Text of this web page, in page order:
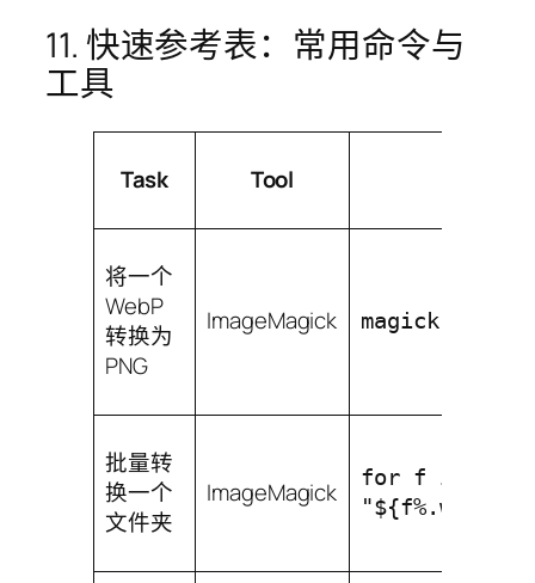
11. 快速参考表：常用命令与
工具
Task Tool
将一个
WebP
转换为
PNG
ImageMagick magick
批量转
换一个
文件夹
ImageMagick
for f in